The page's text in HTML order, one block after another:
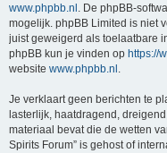
www.phpbb.nl . De phpBB-
mogelijk. phpBB Limited is niet
juist geweigerd als toelaatbare
phpBB kun je vinden op https://
website www.phpbb.nl .
Je verklaart geen berichten te
lasterlijk, haatdragend,
materiaal bevat die de wetten
Spirits Forum” is gehost of